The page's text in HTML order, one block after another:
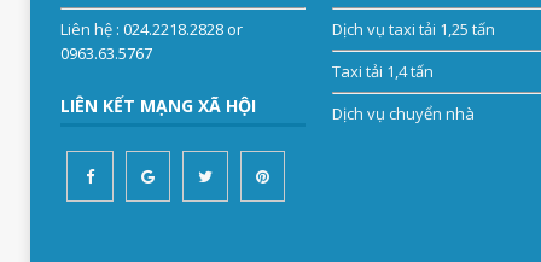
Liên hệ: 024.2218.2828 or
0963.63.5767
LIÊN KẾT MẠNG XÃ HỘI
Dịch vụ taxi tải 1,25 tấn
Taxi tải 1,4 tấn
Dịch vụ chuyển nhà